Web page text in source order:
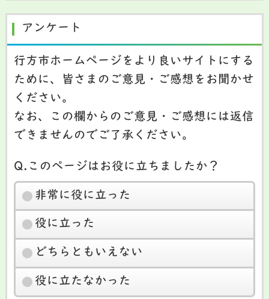
アンケート
行方市ホームページをより良いサイトにする
ために、皆さまのご意見・ご感想をお聞かせ
ください。
なお、この欄からのご意見・ご感想には返信
できませんのでご了承ください。
Q.このページはお役に立ちましたか？
非常に役に立った
役に立った
どちらともいえない
役に立たなかった